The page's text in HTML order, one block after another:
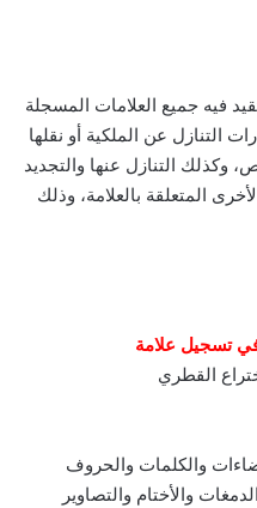
فيه جميع العلامات المسجلة
التنازل عن الملكية أو نقلها
وكذلك التنازل عنها والتجديد
المتعلقة بالعلامة، وذلك
في تسجيل علامة
القطري
والكلمات والحروف
والأختام والتصاوير